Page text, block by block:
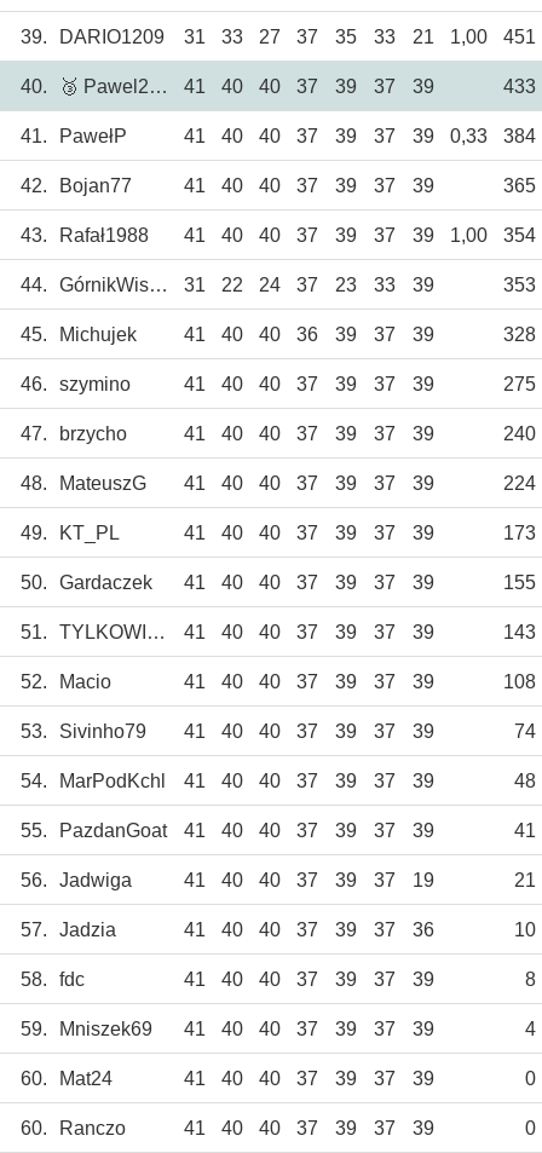
39. DARIO1209 31 33 27 37 35 33 21 1,00 451
40. 🥉 Pawel2602 41 40 40 37 39 37 39 433
41. PawełP 41 40 40 37 39 37 39 0,33 384
42. Bojan77 41 40 40 37 39 37 39 365
43. Rafał1988 41 40 40 37 39 37 39 1,00 354
44. GórnikWisłoka 31 22 24 37 23 33 39 353
45. Michujek 41 40 40 36 39 37 39 328
46. szymino 41 40 40 37 39 37 39 275
47. brzycho 41 40 40 37 39 37 39 240
48. MateuszG 41 40 40 37 39 37 39 224
49. KT_PL 41 40 40 37 39 37 39 173
50. Gardaczek 41 40 40 37 39 37 39 155
51. TYLKOWISŁA_TS 41 40 40 37 39 37 39 143
52. Macio 41 40 40 37 39 37 39 108
53. Sivinho79 41 40 40 37 39 37 39 74
54. MarPodKchl 41 40 40 37 39 37 39 48
55. PazdanGoat 41 40 40 37 39 37 39 41
56. Jadwiga 41 40 40 37 39 37 19 21
57. Jadzia 41 40 40 37 39 37 36 10
58. fdc 41 40 40 37 39 37 39 8
59. Mniszek69 41 40 40 37 39 37 39 4
60. Mat24 41 40 40 37 39 37 39 0
60. Ranczo 41 40 40 37 39 37 39 0